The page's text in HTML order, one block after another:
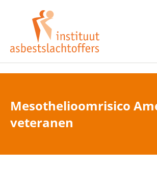
Heeft u Mesothelioom?
Heeft u Asbestose?
Asbest en Gezondheid
Laatste nieuws
Mesothelioomrisico
veteranen